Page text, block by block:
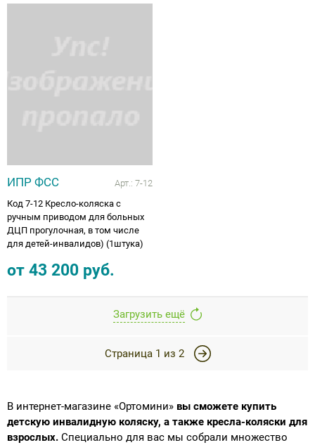
ИПР ФСС Арт.: 7-12
Код 7-12 Кресло-коляска с
ручным приводом для больных
ДЦП прогулочная, в том числе
для детей-инвалидов) (1штука)
от 43 200 руб.
Загрузить ещё
Страница 1 из 2
В интернет-магазине «Ортомини» вы сможете купить
детскую инвалидную коляску, а также кресла-коляски для
взрослых. Специально для вас мы собрали множество